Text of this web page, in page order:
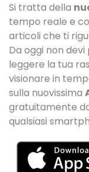
Si tratta della
tempo reale e
articoli che ti
Da oggi non
leggere la tua
visionare in
sulla nuovissima
gratuitamente
qualsiasi